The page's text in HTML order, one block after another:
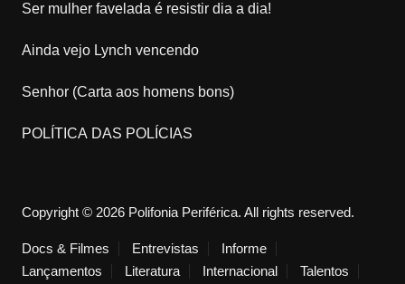
Ser mulher favelada é resistir dia a dia!
Ainda vejo Lynch vencendo
Senhor (Carta aos homens bons)
POLÍTICA DAS POLÍCIAS
Copyright © 2026 Polifonia Periférica. All rights reserved.
Docs & Filmes Entrevistas
Informe
Lançamentos
Literatura Internacional Talentos